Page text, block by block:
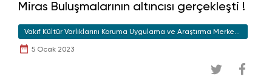
Miras Buluşmalarının altıncısı gerçekleşti !
Vakıf Kültür Varlıklarını Koruma Uygulama ve Araştırma Merkezi
(KURAM)
5 Ocak 2023